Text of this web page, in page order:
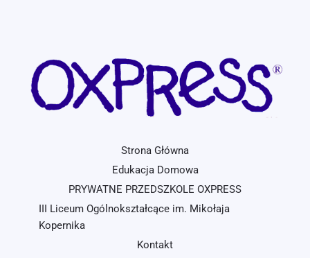
Strona Główna
Edukacja Domowa
PRYWATNE PRZEDSZKOLE OXPRESS
III Liceum Ogólnokształcące im. Mikołaja
Kopernika
Kontakt